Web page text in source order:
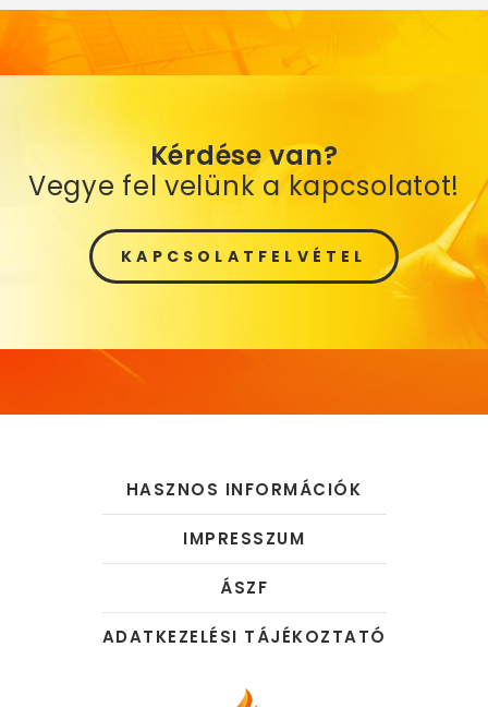
Kérdése van?
Vegye fel velünk a kapcsolatot!
KAPCSOLATFELVÉTEL
HASZNOS INFORMÁCIÓK
IMPRESSZUM
ÁSZF
ADATKEZELÉSI TÁJÉKOZTATÓ